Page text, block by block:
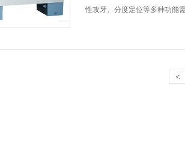
性攻牙、分度定位等多种功能需
<